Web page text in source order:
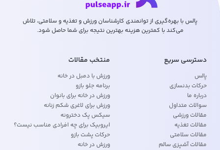
پالس با بهره‌گیری از توانمندی کارشناسان ورزش و تغذیه و سلامتی، تلاش
می‌کند با کمترین هزینه بهترین نتیجه برای شما حاصل شود.
دسترسی سریع
پالس
حرکات بدنسازی
درباره ما
سوالات متداول
مقالات ورزشی
مقالات تغذیه
مقالات سلامتی
مقالات آشپزی سالم
منتخب مقالات
ورزش با دمبل در خانه
برنامه جلو بازو
ورزش در خانه برای بانوان
ورزش برای لاغری شکم زنانه
سیکس پک دخترونه
ایروبیک برای چه افرادی مناسب نیست؟
حرکات پشت بازو
ورزش در خانه